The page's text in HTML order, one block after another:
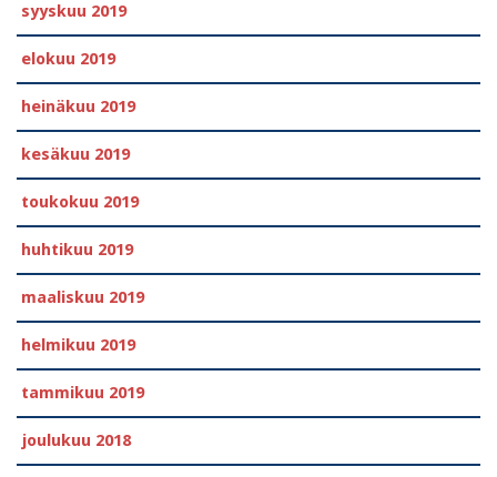
syyskuu 2019
elokuu 2019
heinäkuu 2019
kesäkuu 2019
toukokuu 2019
huhtikuu 2019
maaliskuu 2019
helmikuu 2019
tammikuu 2019
joulukuu 2018